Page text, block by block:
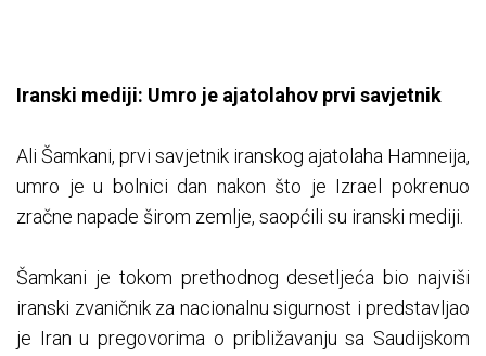
Iranski mediji: Umro je ajatolahov prvi savjetnik
Ali Šamkani, prvi savjetnik iranskog ajatolaha Hamneija,
umro je u bolnici dan nakon što je Izrael pokrenuo
zračne napade širom zemlje, saopćili su iranski mediji.
Šamkani je tokom prethodnog desetljeća bio najviši
iranski zvaničnik za nacionalnu sigurnost i predstavljao
je Iran u pregovorima o približavanju sa Saudijskom